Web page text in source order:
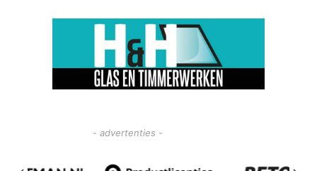
- advertenties -